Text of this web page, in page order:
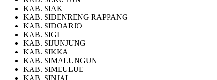
KAB. SIAK
KAB. SIDENRENG RAPPANG
KAB. SIDOARJO
KAB. SIGI
KAB. SIJUNJUNG
KAB. SIKKA
KAB. SIMALUNGUN
KAB. SIMEULUE
KAB. SINJAI